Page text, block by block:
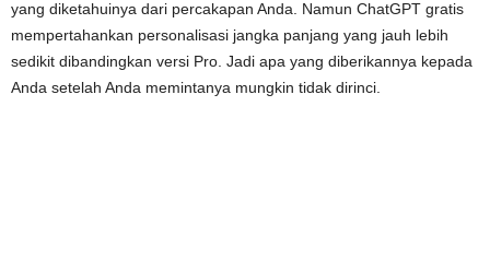
yang diketahuinya dari percakapan Anda. Namun ChatGPT gratis
mempertahankan personalisasi jangka panjang yang jauh lebih
sedikit dibandingkan versi Pro. Jadi apa yang diberikannya kepada
Anda setelah Anda memintanya mungkin tidak dirinci.